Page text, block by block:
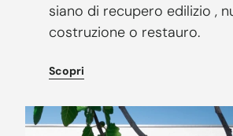
siano di recupero edilizio ,
costruzione o restauro.
Scopri